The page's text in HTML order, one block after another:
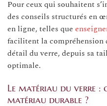
Pour ceux qui souhaitent
des conseils structurés en
en ligne, telles que
facilitent la compréhension
détail du verre, depuis sa
optimale.
Le matériau du verre
matériau durable ?